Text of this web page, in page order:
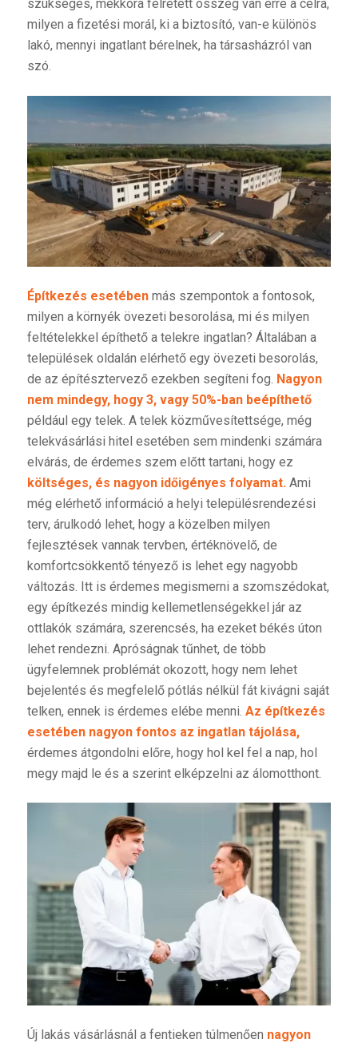
szükséges, mekkora félretett összeg van erre a célra,
milyen a fizetési morál, ki a biztosító, van-e különös
lakó, mennyi ingatlant bérelnek, ha társasházról van
szó.
Építkezés esetébenmás szempontok a fontosok,
milyen a környék övezeti besorolása, mi és milyen
feltételekkel építhető a telekre ingatlan? Általában a
települések oldalán elérhető egy övezeti besorolás,
de az építésztervező ezekben segíteni fog. Nagyon
nem mindegy, hogy 3, vagy 50%-ban beépíthető
például egy telek. A telek közművesítettsége, még
telekvásárlási hitel esetében sem mindenki számára
elvárás, de érdemes szem előtt tartani, hogy ez
költséges, és nagyon időigényes folyamat. Ami
még elérhető információ a helyi településrendezési
terv, árulkodó lehet, hogy a közelben milyen
fejlesztések vannak tervben, értéknövelő, de
komfortcsökkentő tényező is lehet egy nagyobb
változás. Itt is érdemes megismerni a szomszédokat,
egy építkezés mindig kellemetlenségekkel jár az
ottlakók számára, szerencsés, ha ezeket békés úton
lehet rendezni. Apróságnak tűnhet, de több
ügyfelemnek problémát okozott, hogy nem lehet
bejelentés és megfelelő pótlás nélkül fát kivágni saját
telken, ennek is érdemes elébe menni. Az építkezés
esetében nagyon fontos az ingatlan tájolása,
érdemes átgondolni előre, hogy hol kel fel a nap, hol
megy majd le és a szerint elképzelni az álomotthont.
Új lakás vásárlásnál a fentieken túlmenően nagyon